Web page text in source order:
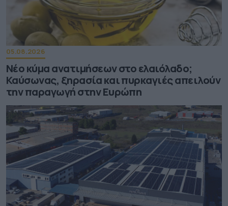
05.08.2026
Νέο κύμα ανατιμήσεων στο ελαιόλαδο;
Καύσωνας, ξηρασία και πυρκαγιές απειλούν
την παραγωγή στην Ευρώπη